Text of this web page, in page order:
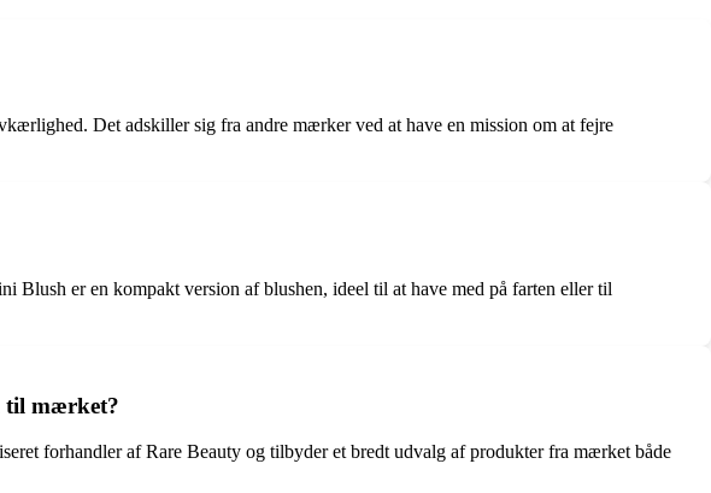
Det adskiller sig fra andre mærker ved at have en mission om at fejre
er en kompakt version af blushen, ideel til at have med på farten eller til
til mærket?
forhandler af Rare Beauty og tilbyder et bredt udvalg af produkter fra mærket både